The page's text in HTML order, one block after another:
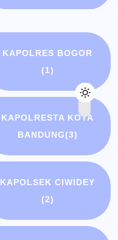
KAPOLRES BOGOR
(1)
KAPOLRESTA KOTA
BANDUNG(3)
KAPOLSEK CIWIDEY
(2)